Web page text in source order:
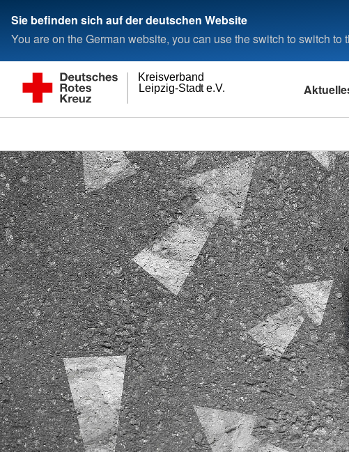
Sie befinden sich auf der deutschen Website
You are on the German website, you can use the switch to switch to
Leipzig-Stadt e.V.
Kreisverband